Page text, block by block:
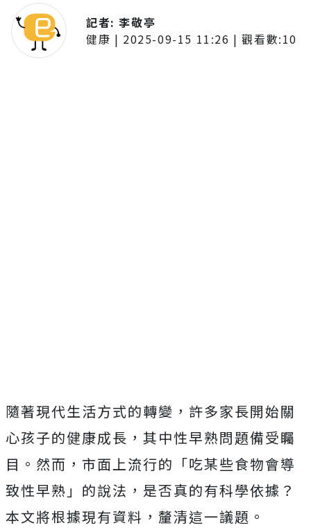
記者:李敬亭
健康 | 2025-09-15 11:26 | 觀看數:10
隨著現代生活方式的轉變，許多家長開始關
心孩子的健康成長，其中性早熟問題備受矚
目。然而，市面上流行的「吃某些食物會導
致性早熟」的說法，是否真的有科學依據？
本文將根據現有資料，釐清這一議題。